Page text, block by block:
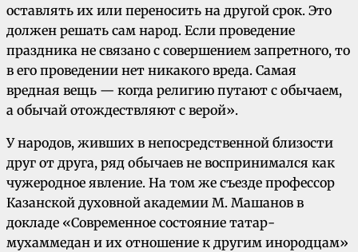
оставлять их или переносить на другой срок. Это
должен решать сам народ. Если проведение
праздника не связано с совершением запретного, то
в его проведении нет никакого вреда. Самая
вредная вещь — когда религию путают с обычаем,
а обычай отождествляют с верой».
У народов, живших в непосредственной близости
друг от друга, ряд обычаев не воспринимался как
чужеродное явление. На том же съезде профессор
Казанской духовной академии М. Машанов в
докладе «Современное состояние татар-
мухаммедан и их отношение к другим инородцам»